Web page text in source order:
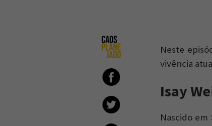
Neste
vivência
Isay
Nascido